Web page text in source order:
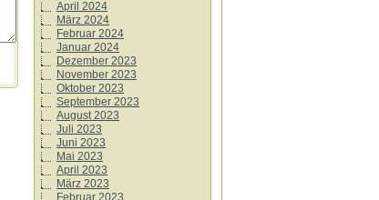
April 2024
März 2024
Februar 2024
Januar 2024
Dezember 2023
November 2023
Oktober 2023
September 2023
August 2023
Juli 2023
Juni 2023
Mai 2023
April 2023
März 2023
Februar 2023